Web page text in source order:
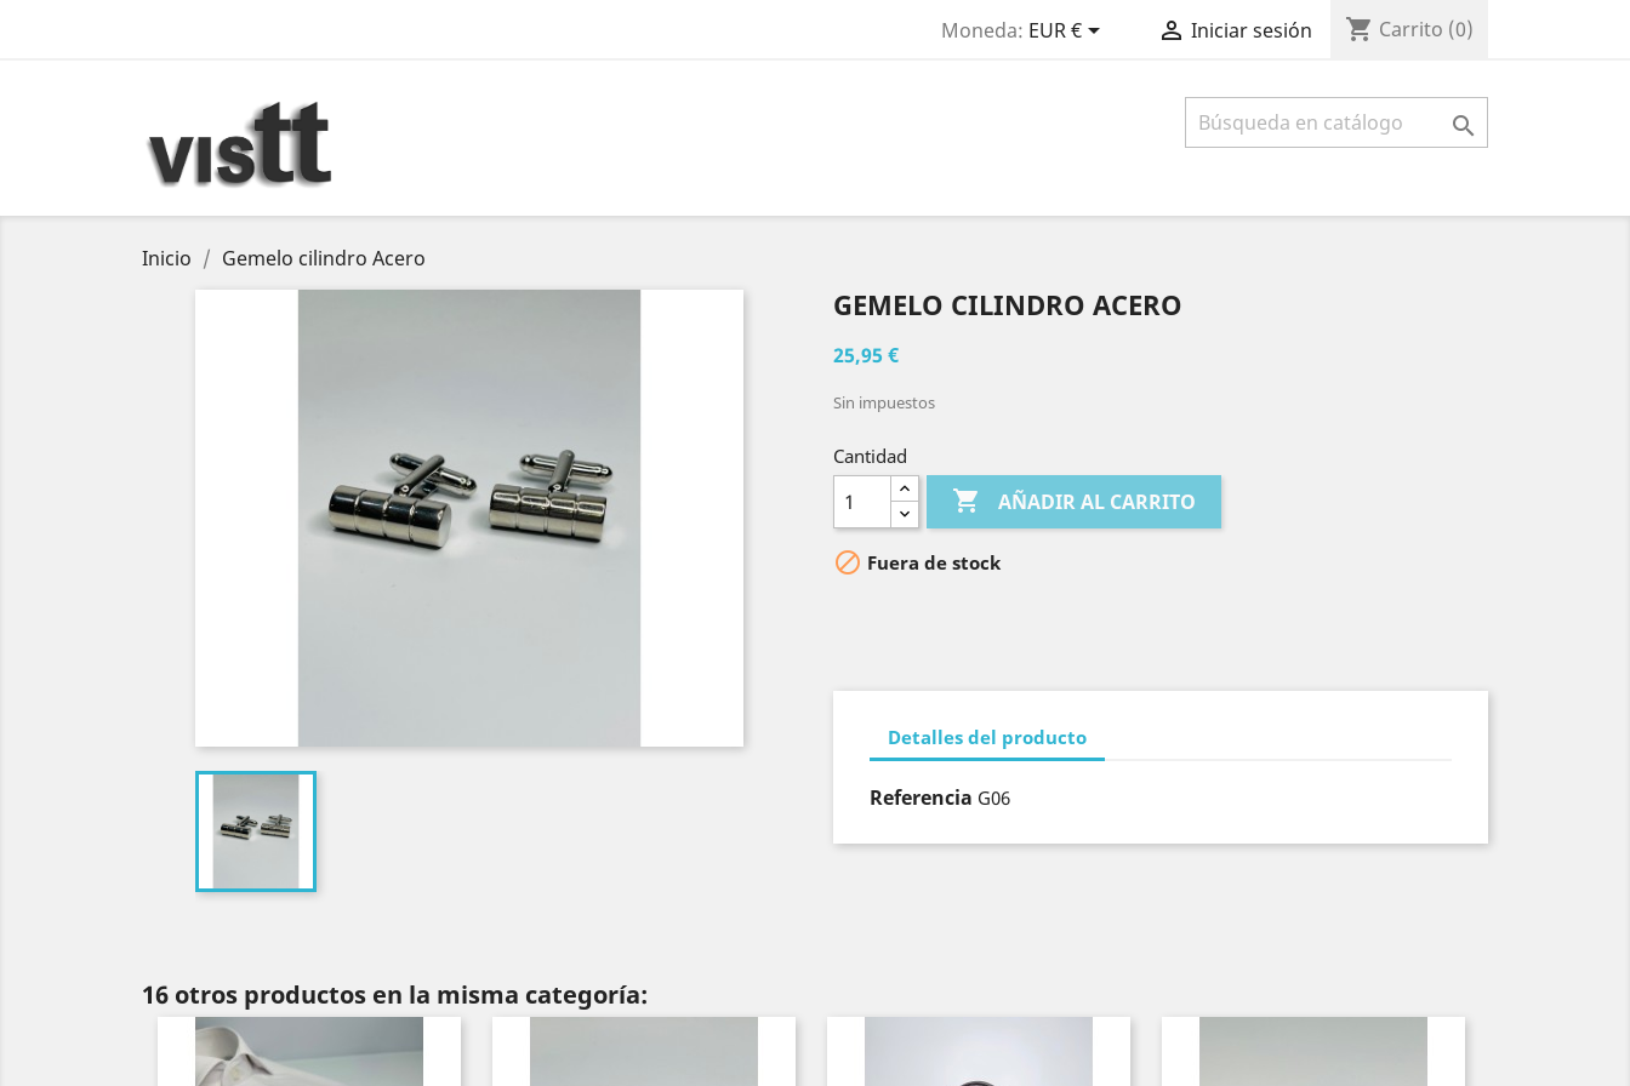
Moneda: EUR €  Iniciar sesión shopping_cart Carrito (0)

Inicio Gemelo cilindro Acero
GEMELO CILINDRO ACERO
25,95 €
Sin impuestos
Cantidad
 AÑADIR AL CARRITO
 Fuera de stock
Detalles del producto
Referencia G06
16 otros productos en la misma categoría: